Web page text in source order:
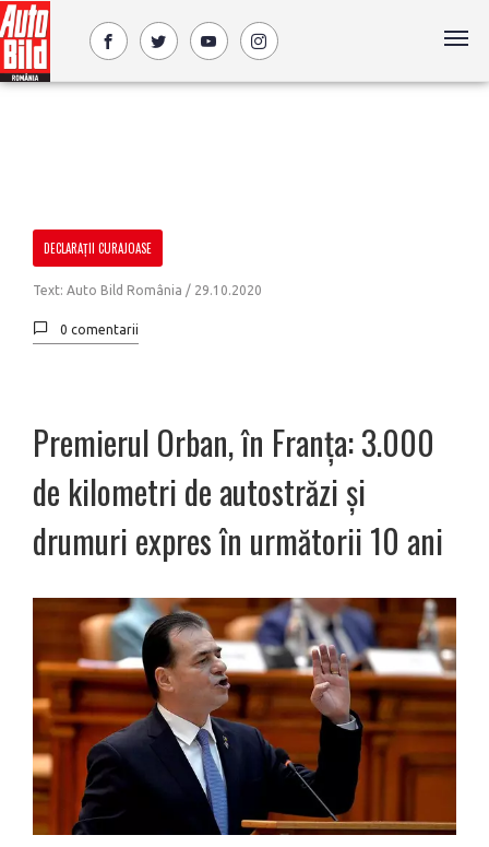
DECLARAȚII CURAJOASE
Text: Auto Bild România / 29.10.2020
0 comentarii
Premierul Orban, în Franța: 3.000
de kilometri de autostrăzi și
drumuri expres în următorii 10 ani